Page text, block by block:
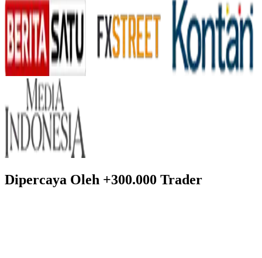
Dipercaya Oleh +300.000 Trader